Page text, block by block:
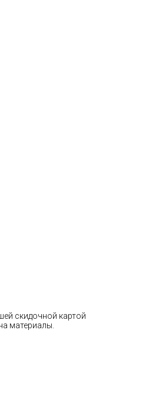
скидочной картой
материалы.